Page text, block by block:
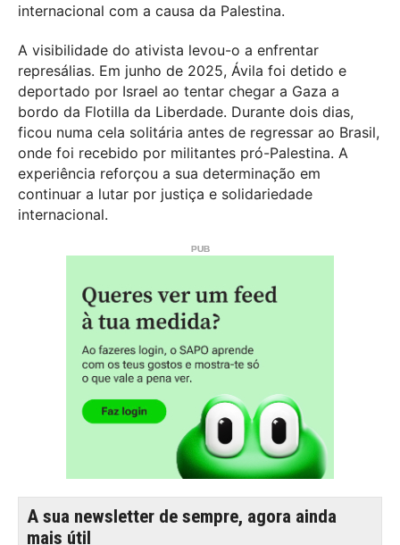
internacional com a causa da Palestina.
A visibilidade do ativista levou-o a enfrentar
represálias. Em junho de 2025, Ávila foi detido e
deportado por Israel ao tentar chegar a Gaza a
bordo da Flotilla da Liberdade. Durante dois dias,
ficou numa cela solitária antes de regressar ao Brasil,
onde foi recebido por militantes pró-Palestina. A
experiência reforçou a sua determinação em
continuar a lutar por justiça e solidariedade
internacional.
A sua newsletter de sempre, agora ainda
mais útil